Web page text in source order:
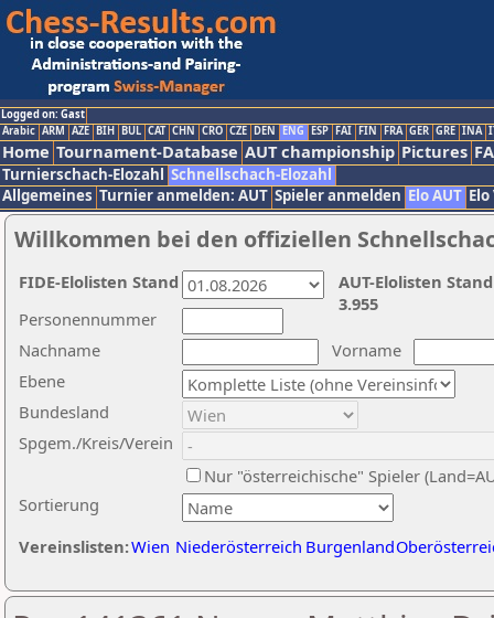
Logged on: Gast
Arabic ARM AZE BIH BUL CAT CHN CRO CZE DEN ENG ESP FAI FIN FRA GER GRE INA
Home Tournament-Database AUT championship Pictures
Turnierschach-Elozahl Schnellschach-Elozahl
Allgemeines Turnier anmelden: AUT Spieler anmelden Elo AUT
Willkommen bei den offiziellen
Nachname
Vorname
Ebene
Sortierung
Personennummer
Bundesland
Spgem./Kreis/Verein
Nur "österreichische" Spieler
Vereinslisten:Wien Niederösterreich Burgenland
AUT-Elolisten
3.955
FIDE-Elolisten Stand